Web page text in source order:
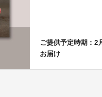
ご提供予定時期：2
お届け